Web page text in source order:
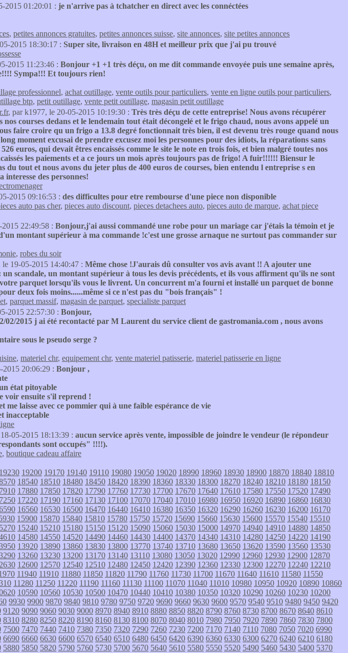
2015 01:20:01 : je n'arrive pas à tchatcher en direct avec les connéctées
, petites annonces gratuites, petites annonces suisse, site annonces, site petites annonces
2015 18:30:17 : Super site, livraison en 48H et meilleur prix que j'ai pu trouvé
2015 11:23:46 : Bonjour +1 +1 très déçu, on me dit commande envoyée puis une semaine après,
Sympa!!! Et toujours rien!
professionnel, achat outillage, vente outils pour particuliers, vente en ligne outils pour particuliers,
btp, petit outillage, vente petit outillage, magasin petit outillage
, par k1977, le 20-05-2015 10:19:30 : Très très déçu de cette entreprise! Nous avons récupérer
courses dedans et le lendemain tout était décongelé et le frigo chaud, nous avons appelé un
faire croire qu un frigo a 13.8 degré fonctionnait très bien, il est devenu très rouge quand nous
moment excusai de prendre excusez moi les personnes pour des idiots, la réparations sans
euros, qui devait êtres encaissés comme le site le note en trois fois, et bien malgré toutes nos
les paiements et a ce jours un mois après toujours pas de frigo! A fuir!!!!!! Biensur le
tout et nous avons du jeter plus de 400 euros de courses, bien entendu l entreprise s en
interesse des personnes!
2015 09:16:53 : des difficultes pour etre rembourse d'une piece non disponible
auto pas cher, pieces auto discount, pieces detachees auto, pieces auto de marque, achat piece
22:49:58 : Bonjour,j'ai aussi commandé une robe pour un mariage car j'étais la témoin et je
montant supérieur à ma commande !c'est une grosse arnaque ne surtout pas commander sur
, robes du soir
le 19-05-2015 14:40:47 : Même chose !J'aurais dû consulter vos avis avant !! A ajouter une
scandale, un montant supérieur à tous les devis précédents, et ils vous affirment qu'ils ne sont
parquet lorsqu'ils vous le livrent. Un concurrent m'a fourni et installé un parquet de bonne
deux fois moins......même si ce n'est pas du "bois français" !
, parquet massif, magasin de parquet, specialiste parquet
2015 22:57:30 : Bonjour,
02/2015 j ai été recontacté par M Laurent du service client de gastromania.com , nous avons
sous le pseudo serge ?
, materiel chr, equipement chr, vente materiel patisserie, materiel patisserie en ligne
2015 20:06:29 : Bonjour ,
état pitoyable
voir ensuite s'il reprend !
me laisse avec ce pommier qui à une faible espérance de vie
inacceptable
05-2015 18:13:39 : aucun service après vente, impossible de joindre le vendeur (le répondeur
sont occupés" !!!!).
, boutique cadeau affaire
19230 19200 19170 19140 19110 19080 19050 19020 18990 18960 18930 18900 18870 18840 18810
18540 18510 18480 18450 18420 18390 18360 18330 18300 18270 18240 18210 18180 18150
17880 17850 17820 17790 17760 17730 17700 17670 17640 17610 17580 17550 17520 17490
17220 17190 17160 17130 17100 17070 17040 17010 16980 16950 16920 16890 16860 16830
16560 16530 16500 16470 16440 16410 16380 16350 16320 16290 16260 16230 16200 16170
15900 15870 15840 15810 15780 15750 15720 15690 15660 15630 15600 15570 15540 15510
15240 15210 15180 15150 15120 15090 15060 15030 15000 14970 14940 14910 14880 14850
14580 14550 14520 14490 14460 14430 14400 14370 14340 14310 14280 14250 14220 14190
13920 13890 13860 13830 13800 13770 13740 13710 13680 13650 13620 13590 13560 13530
13260 13230 13200 13170 13140 13110 13080 13050 13020 12990 12960 12930 12900 12870
12600 12570 12540 12510 12480 12450 12420 12390 12360 12330 12300 12270 12240 12210
11940 11910 11880 11850 11820 11790 11760 11730 11700 11670 11640 11610 11580 11550
11280 11250 11220 11190 11160 11130 11100 11070 11040 11010 10980 10950 10920 10890 10860
10590 10560 10530 10500 10470 10440 10410 10380 10350 10320 10290 10260 10230 10200
9930 9900 9870 9840 9810 9780 9750 9720 9690 9660 9630 9600 9570 9540 9510 9480 9450 9420
9120 9090 9060 9030 9000 8970 8940 8910 8880 8850 8820 8790 8760 8730 8700 8670 8640 8610
8310 8280 8250 8220 8190 8160 8130 8100 8070 8040 8010 7980 7950 7920 7890 7860 7830 7800
7500 7470 7440 7410 7380 7350 7320 7290 7260 7230 7200 7170 7140 7110 7080 7050 7020 6990
6690 6660 6630 6600 6570 6540 6510 6480 6450 6420 6390 6360 6330 6300 6270 6240 6210 6180
5880 5850 5820 5790 5760 5730 5700 5670 5640 5610 5580 5550 5520 5490 5460 5430 5400 5370